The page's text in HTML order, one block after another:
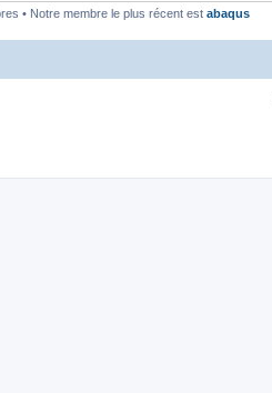
• Notre membre le plus récent est abaqus